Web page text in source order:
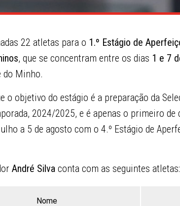
22 atletas para o 1.º Estágio de
, que se concentram entre os dias 1 e 7
do Minho.
o objetivo do estágio é a preparação da
2024/2025, e é apenas o primeiro
a 5 de agosto com o 4.º Estágio de
André Silva conta com as seguintes atletas:
Nome